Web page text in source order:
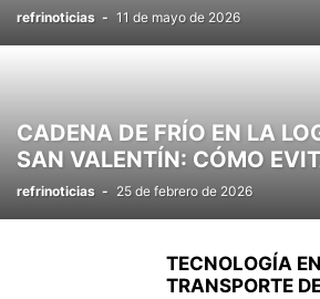
refrinoticias - 11 de mayo de 2026
CADENA DE FRÍO EN LA
SAN VALENTÍN: CÓMO
refrinoticias - 25 de febrero de 2026
TECNOLOGÍA
TRANSPORTE